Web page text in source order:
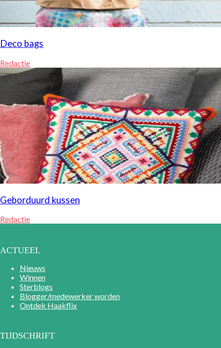
Deco bags
Redactie
Geborduurd kussen
Redactie
ACTUEEL
Nieuws
Winnen
Sterblogs
Blogger/medewerker worden
Ontdek Haakflix
TIJDSCHRIFT